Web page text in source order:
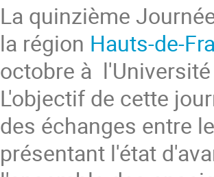
La quinzième
la région Hauts-de-
octobre à
L'objectif de cette
des échanges entre
présentant l'état